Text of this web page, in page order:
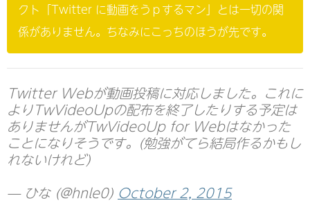
クト「Twitter に動画をうｐするマン」とは一切の関
係がありません。ちなみにこっちのほうが先です。
Twitter Webが動画投稿に対応しました。これに
よりTwVideoUpの配布を終了したりする予定は
ありませんがTwVideoUp for Webはなかった
ことになりそうです。(勉強がてら結局作るかもし
れないけれど)
— ひな (@hnle0) October 2, 2015